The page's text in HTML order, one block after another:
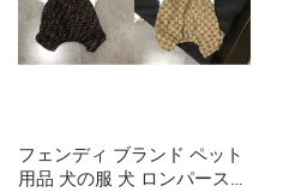
フェンディ ブランド ペット
用品 犬の服 犬 ロンパース